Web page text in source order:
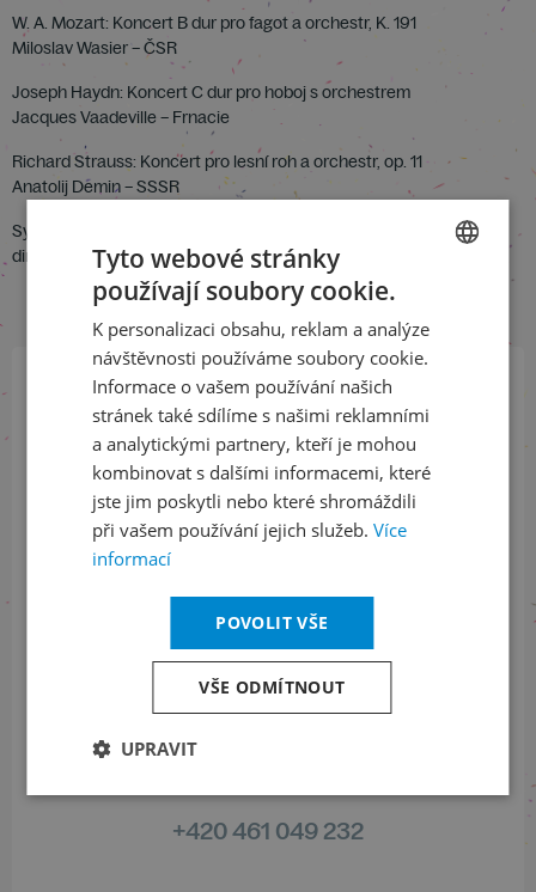
W. A. Mozart: Koncert B dur pro fagot a orchestr, K. 191
Miloslav Wasier – ČSR
Joseph Haydn: Koncert C dur pro hoboj s orchestrem
Jacques Vaadeville – Frnacie
Richard Strauss: Koncert pro lesní roh a orchestr, op. 11
Anatolij Demin – SSSR
Symfonický orchestr hl. m. Prahy FOK
dir. Dr. Václav Smetáček
Přihlaste se k našemu newsletteru
a buďte jako první v obraze
ODEBÍRAT NEWSLETTER
Sledujte nás na sociálních sítích
LinkedInflickr
+420 461 049 232
ENGLISH
Tyto webové stránky
používají soubory cookie.
K personalizaci obsahu, reklam a analýze
návštěvnosti používáme soubory cookie.
Informace o vašem používání našich
stránek také sdílíme s našimi reklamními
a analytickými partnery, kteří je mohou
kombinovat s dalšími informacemi, které
jste jim poskytli nebo které shromáždili
při vašem používání jejich služeb. Více
informací
POVOLIT VŠE
VŠE ODMÍTNOUT
UPRAVIT